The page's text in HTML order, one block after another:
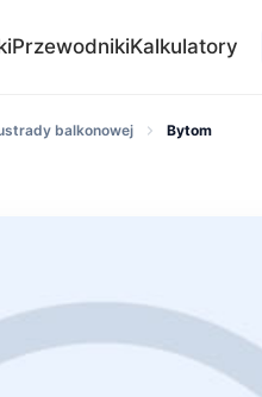
PrzewodnikiKalkulatory
balkonowej Bytom